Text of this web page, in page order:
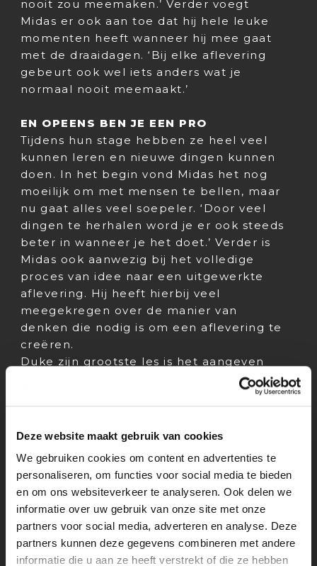
Deze website maakt gebruik van cookies
We gebruiken cookies om content en advertenties te
personaliseren, om functies voor social media te bieden
en om ons websiteverkeer te analyseren. Ook delen we
informatie over uw gebruik van onze site met onze
partners voor social media, adverteren en analyse. Deze
partners kunnen deze gegevens combineren met andere
informatie die u aan ze heeft verstrekt of die ze hebben
nooit zou meemaken.’ Verder voegt
Midas er ook aan toe dat hij hele leuke
momenten heeft wanneer hij mee gaat
met de draaidagen. ‘Bij elke aflevering
gebeurt ook wel iets anders wat je
normaal nooit meemaakt.’
EN OPEENS BEN JE EEN PRO
Tijdens hun stage hebben ze heel veel
kunnen leren en nieuwe dingen kunnen
doen. In het begin vond Midas het nog
moeilijk om met mensen te bellen, maar
nu gaat alles veel soepeler. ‘Door veel
dingen te herhalen word je er ook steeds
beter in wanneer je het doet.’ Verder is
Midas ook aanwezig bij het volledige
proces van idee naar een uitgewerkte
aflevering. Hij heeft hierbij veel
meegekregen over de manier van
denken die nodig is om een aflevering te
creëren.
Duke zijn grootste les is het aangeven
van je grenzen. Hij is heel precies in zijn
werk en wilt het ook zo leuk en mooi
wel allemaal heel erg veel werd, dan
moet je duidelijk voor jezelf maken dat
dit je grenzen zijn en hier ga je verder
niet overheen.’
VERGEET NOOIT DAT JE EEN STAGIAIR
BENT
BOOS kan soms heftige momenten